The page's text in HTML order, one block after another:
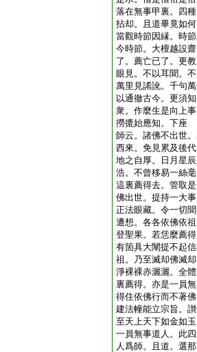
落在無事甲裏。四
拈却。且道畢竟如
當觀時節因縁。時
今時節。大檀越設
了。薦亡已了。更
眼見。不以耳聞。
萬里見誵訛。千句
以通徹古今。更須
衆。作麼生是向上
撈摝始應知。下座
師云。諸佛不出世
西來。免見累及後
地之自厚。日月星
浩。不曾移易一絲
這裏薦得去。管取
佛出世。提持一大
正法眼藏。令一切
遭想。各各依佛依
登聖果。若恁麼薦
有箇具大闡提不起
祖。乃至滅却佛滅
淨裸裸赤灑灑。全
裏薦得。亦是一員
得住依佛行而不著
建法幢能立宗旨。
至天上天下如金如
一員無事道人。此
人爲師。且道。選